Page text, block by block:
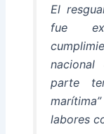
El
fue
parte
labores